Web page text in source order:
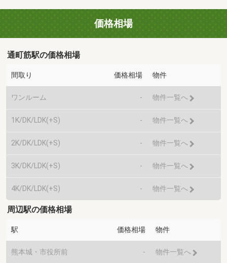
価格相場
通町筋駅の価格相場
間取り 価格相場 物件
ワンルーム - 物件一覧へ
1K/DK/LDK(+S) - 物件一覧へ
2K/DK/LDK(+S) - 物件一覧へ
3K/DK/LDK(+S) - 物件一覧へ
4K/DK/LDK(+S) - 物件一覧へ
周辺駅の価格相場
駅 価格相場 物件
熊本城・市役所前 - 物件一覧へ